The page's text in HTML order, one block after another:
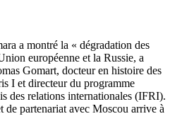
a montré la « dégradation des
européenne et la Russie, a
Gomart, docteur en histoire des
I et directeur du programme
des relations internationales (IFRI).
de partenariat avec Moscou arrive à